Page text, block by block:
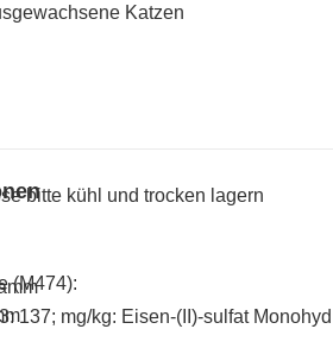
Katzen
bitte kühl und trocken lagern
(M474):
137; mg/kg: Eisen-(II)-sulfat